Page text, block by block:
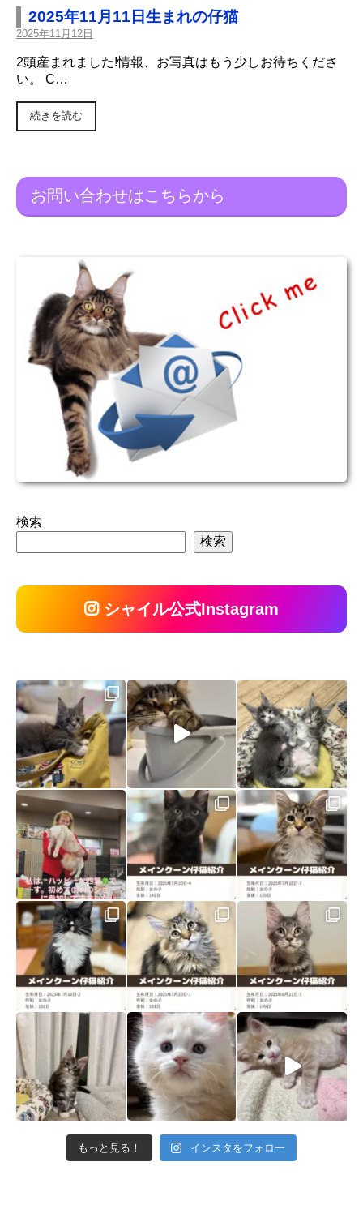
2025年11月11日生まれの仔猫
2025年11月12日
2頭産まれました!情報、お写真はもう少しお待ちくださ
い。 C…
続きを読む
お問い合わせはこちらから
検索
検索
シャイル公式Instagram
もっと見る！ インスタをフォロー